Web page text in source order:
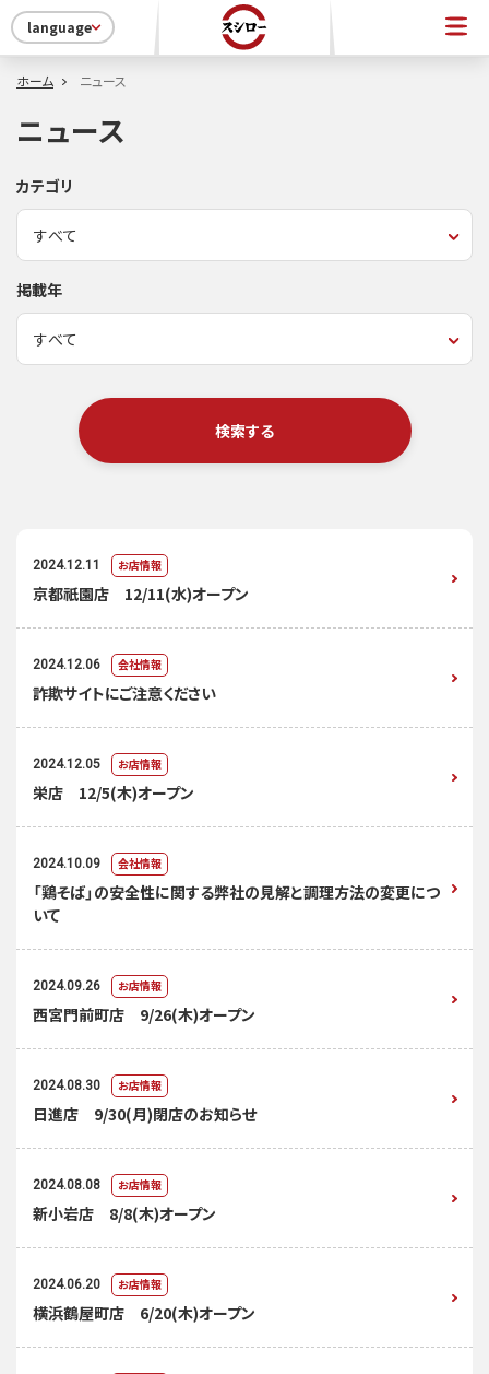
language
ホーム ニュース
ニュース
カテゴリ
掲載年
検索する
2024.12.11 お店情報
京都祇園店 12/11(水)オープン
2024.12.06 会社情報
詐欺サイトにご注意ください
2024.12.05 お店情報
栄店 12/5(木)オープン
2024.10.09 会社情報
「鶏そば」の安全性に関する弊社の見解と調理方法の変更につ
いて
2024.09.26 お店情報
西宮門前町店 9/26(木)オープン
2024.08.30 お店情報
日進店 9/30(月)閉店のお知らせ
2024.08.08 お店情報
新小岩店 8/8(木)オープン
2024.06.20 お店情報
横浜鶴屋町店 6/20(木)オープン